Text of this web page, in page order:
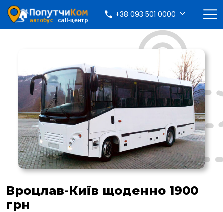
+38 093 501 0000
Вроцлав-Київ щоденно 1900
грн